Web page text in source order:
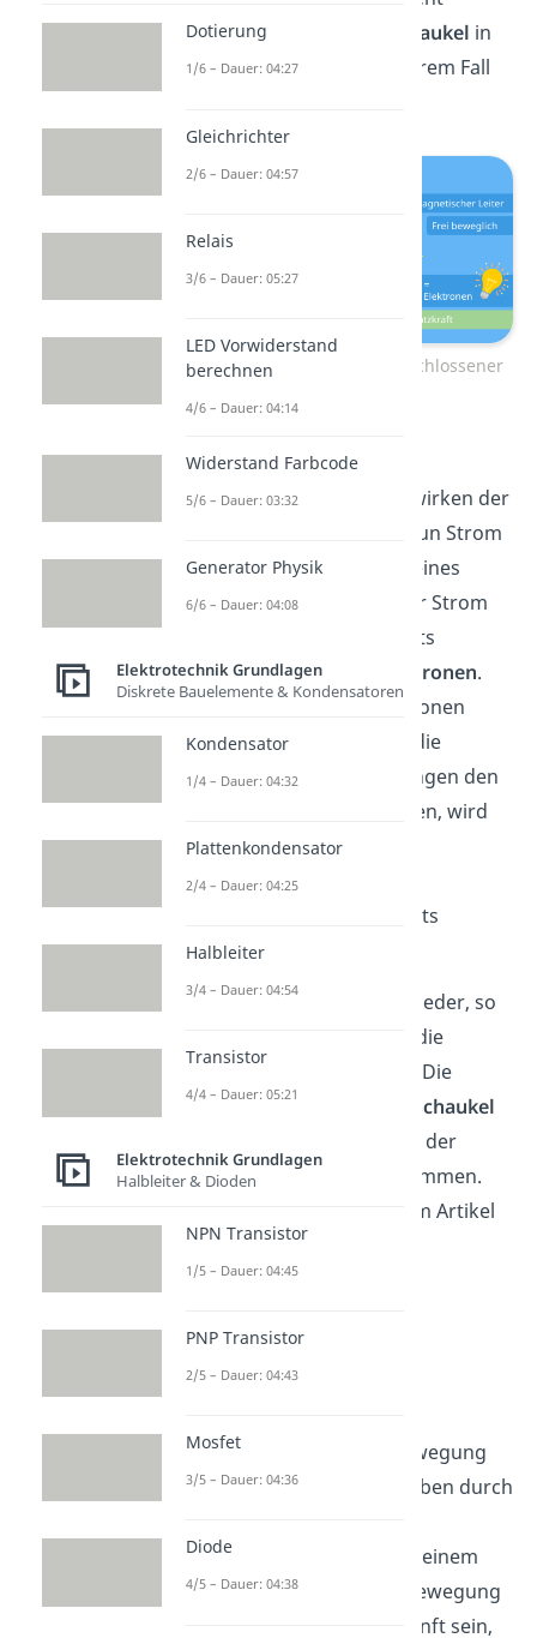
schlägt auch die
Leiterschaukel in
eine Richtung aus, in unserem Fall
Leiterschaukelversuch – geschlossener
An dieser Stellesind die
Voraussetzungen für ein wirken der
Lorentzkraft erfüllt, weil nun Strom
in einem Leiter innerhalb eines
Magnetfeldes fließt. Dieser Strom
ist genau genommen nichts
anderes alsbewegte Elektronen.
Auf diese bewegten Elektronen
wirkt imMagnetfeld
nun die
Lorentzkraft,
da die Ladungen den
Stab nicht verlassen können, wird
dieLeiterschaukel
den Elektronen durch
die Lorentzkraft nach rechts
gedrückt.
Öffnest du den Schalter wieder, so
in die
Ausgangsposition zurück. Die
Richtung, in die die
Leiterschaukel
sich bewegt kannst du mit der
Rechten-Hand-Regel
bestimmen.
Darauf gehen wir später im Artikel
noch ein.
Bewegte Ladung
Du weißt bereits, dass die
Ladungen
wirkt. Diese Bewegung
kann beispielsweise, wie oben durch
hervorgerufen werden. In einem
weiteren Fall kann diese Bewegung
auch mechanischer Herkunft sein,
Dotierung
1/6 – Dauer: 04:27
Gleichrichter
2/6 – Dauer: 04:57
Relais
3/6 – Dauer: 05:27
LED Vorwiderstand
berechnen
4/6 – Dauer: 04:14
Widerstand Farbcode
5/6 – Dauer: 03:32
Generator Physik
6/6 – Dauer: 04:08
Elektrotechnik Grundlagen
Diskrete Bauelemente & Kondensatoren
Kondensator
1/4 – Dauer: 04:32
Plattenkondensator
2/4 – Dauer: 04:25
Halbleiter
3/4 – Dauer: 04:54
Transistor
4/4 – Dauer: 05:21
Elektrotechnik Grundlagen
Halbleiter & Dioden
NPN Transistor
1/5 – Dauer: 04:45
PNP Transistor
2/5 – Dauer: 04:43
Mosfet
3/5 – Dauer: 04:36
Diode
4/5 – Dauer: 04:38